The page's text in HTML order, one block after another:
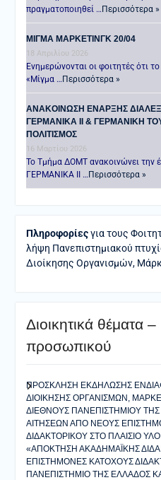
πραγματοποιηθεί …Περισσότερα »
ΜΙΓΜΑ ΜΑΡΚΕΤΙΝΓΚ 20/04
18 Απριλίου 2026
Ενημερώνονται οι φοιτητές ότι
«Μίγμα …Περισσότερα »
ANAKOINΩΣΗ ΕΝΑΡΞΗΣ
ΓΕΡΜΑΝΙΚΑ ΙΙ & ΓΕΡΜΑΝΙΚΗ
ΠΟΛΙΤΙΣΜΟΣ
16 Μαρτίου 2026
Το Τμήμα ΔΟΜΤ ανακοινώνει την
ΓΕΡΜΑΝΙΚΑ ΙΙ …Περισσότερα »
Πληροφορίεςγια τους
λήψη Πανεπιστημιακού
Διοίκησης Οργανισμών,
Διοικητικά θέματα
προσωπικού
ΠΡΟΣΚΛΗΣΗ ΕΚΔΗΛΩΣΗΣ
ΔΙΟΙΚΗΣΗΣ ΟΡΓΑΝΙΣΜΩΝ,
ΔΙΕΘΝΟΥΣ ΠΑΝΕΠΙΣΤΗΜΙΟΥ
ΑΙΤΗΣΕΩΝ ΑΠΟ ΝΕΟΥΣ
ΔΙΔΑΚΤΟΡΙΚΟΥ ΣΤΟ ΠΛΑΙΣΙΟ
«ΑΠΟΚΤΗΣΗ ΑΚΑΔΗΜΑΪΚΗΣ
ΕΠΙΣΤΗΜΟΝΕΣ ΚΑΤΟΧΟΥΣ
ΠΑΝΕΠΙΣΤΗΜΙΟ ΤΗΣ ΕΛΛΑΔΟΣ